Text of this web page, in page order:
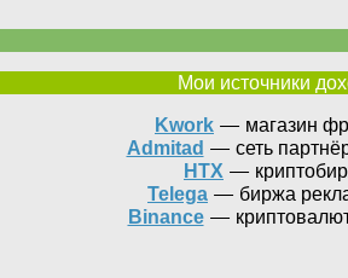
Мои источники
Kwork — магазин
Admitad — сеть
HTX —
Telega — биржа
Binance—